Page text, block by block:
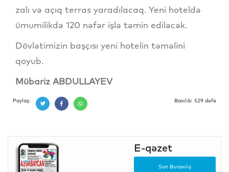
zalı və açıq terras yaradılacaq. Yeni hoteldə
ümumilikdə 120 nəfər işlə təmin ediləcək.
Dövlətimizin başçısı yeni hotelin təməlini
qoyub.
Mübariz ABDULLAYEV
Paylaş: Baxılıb: 529 dəfə
E-qəzet
Son Buraxılış